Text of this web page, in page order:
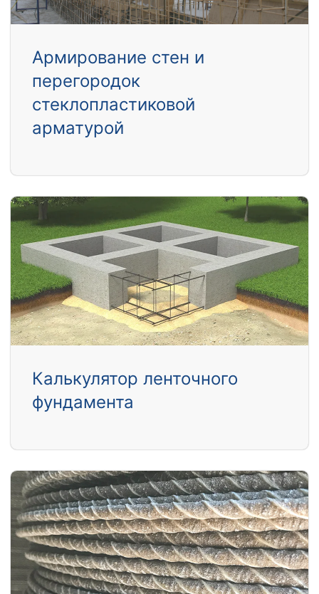
Армирование стен и
перегородок
стеклопластиковой
арматурой
Калькулятор ленточного
фундамента